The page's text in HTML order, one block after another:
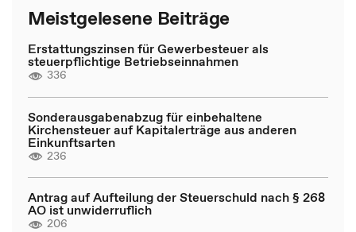
Meistgelesene Beiträge
Erstattungszinsen für Gewerbesteuer als
steuerpflichtige Betriebseinnahmen
336
Sonderausgabenabzug für einbehaltene
Kirchensteuer auf Kapitalerträge aus anderen
Einkunftsarten
236
Antrag auf Aufteilung der Steuerschuld nach § 268
AO ist unwiderruflich
206